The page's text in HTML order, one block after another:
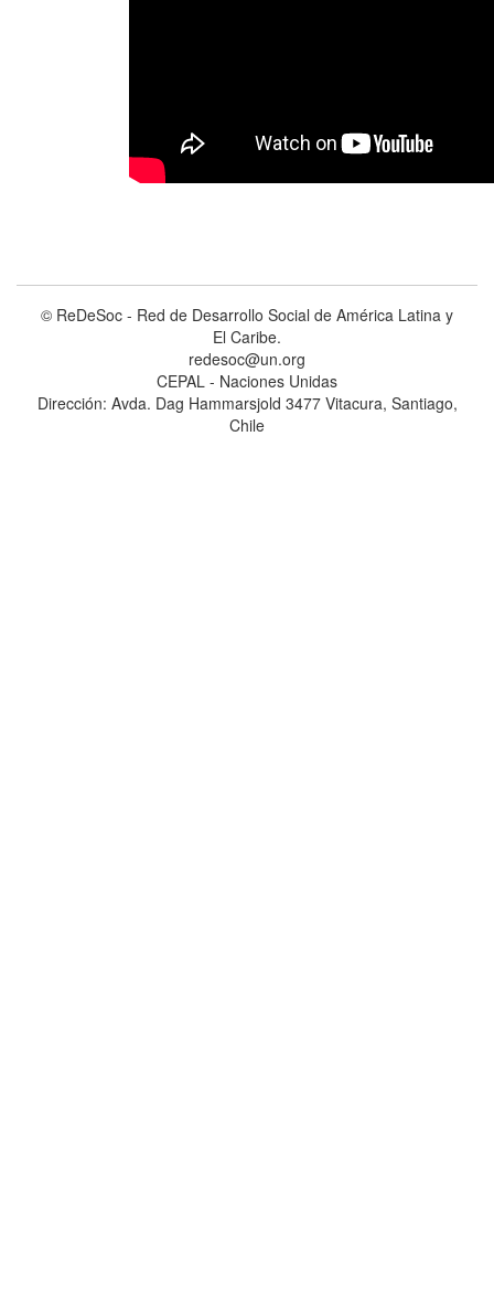
© ReDeSoc - Red de Desarrollo Social de América Latina y
El Caribe.
redesoc@un.org
CEPAL - Naciones Unidas
Dirección: Avda. Dag Hammarsjold 3477 Vitacura, Santiago,
Chile